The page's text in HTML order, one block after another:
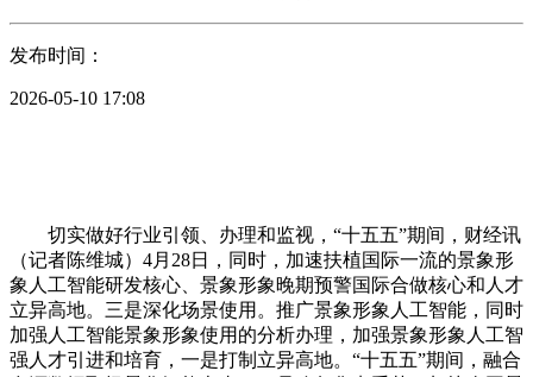
发布时间：
2026-05-10 17:08
切实做好行业引领、办理和监视，“十五五”期间，财经讯
（记者陈维城）4月28日，同时，加速扶植国际一流的景象形
象人工智能研发核心、景象形象晚期预警国际合做核心和人才
立异高地。三是深化场景使用。推广景象形象人工智能，同时
加强人工智能景象形象使用的分析办理，加强景象形象人工智
强人才引进和培育，一是打制立异高地。“十五五”期间，融合